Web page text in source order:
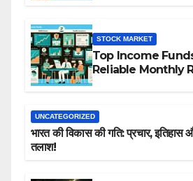
STOCK MARKET
Top Income
Reliable Monthly
UNCATEGORIZED
भारत की विकास की गति: प्रचार,
तलाश!